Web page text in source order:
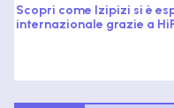
Scopri come Izipizi si è
internazionale grazie a